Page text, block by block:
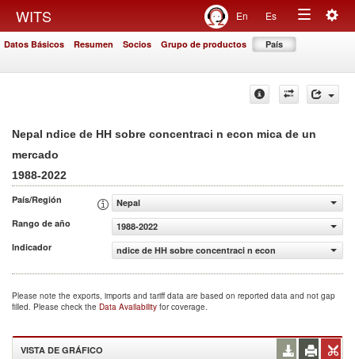
WITS En Es
Toggle
Datos Básicos Resumen Socios Grupo de productos País
Nepal ndice de HH sobre concentraci n econ mica de un
mercado
1988-2022
País/Región
Nepal
Rango de año
1988-2022
Indicador
ndice de HH sobre concentraci n econ mica de un
Please note the exports, imports and tariff data are based on reported data and not gap
filled. Please check the Data Availability for coverage.
VISTA DE GRÁFICO